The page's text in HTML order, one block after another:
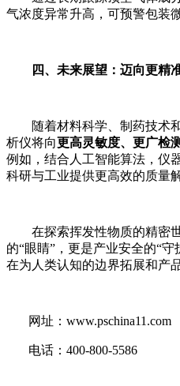
气浓度异常升高，可预警包装
四、 未来展望：迈向更精
随着材料科学、制药技术和
析仪将向更高灵敏度、更广检
例如，结合人工智能算法，仪
科研与工业提供更高效的质量
在探索挥发性物质的精密世
的“眼睛”，更是产业安全的“
在为人类认知的边界拓展和产
网址： www.pschina11.com
电话：400-800-5586